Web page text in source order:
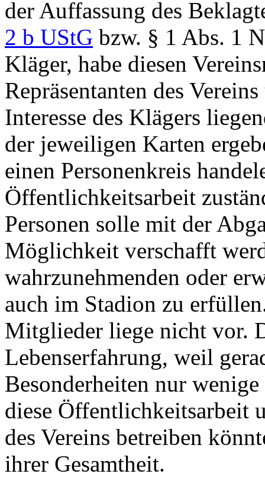
der Auffassung des
2 b UStG bzw. § 1 Abs. 1
Kläger, habe diesen
Repräsentanten des
Interesse des Klägers
der jeweiligen Karten
einen Personenkreis
Öffentlichkeitsarbeit
Personen solle mit der
Möglichkeit verschafft
wahrzunehmenden oder
auch im Stadion zu
Mitglieder liege nicht vor.
Lebenserfahrung, weil
Besonderheiten nur
diese Öffentlichkeitsarbeit
des Vereins betreiben
ihrer Gesamtheit.